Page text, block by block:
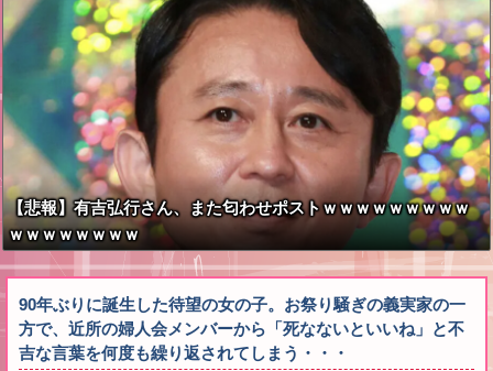
【悲報】有吉弘行さん、また匂わせポストｗｗｗｗｗｗｗｗｗ
ｗｗｗｗｗｗｗｗ
90年ぶりに誕生した待望の女の子。お祭り騒ぎの義実家の一
方で、近所の婦人会メンバーから「死なないといいね」と不
吉な言葉を何度も繰り返されてしまう・・・